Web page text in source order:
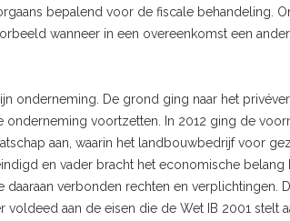
bepalend voor de fiscale behandeling.
wanneer in een overeenkomst een
onderneming. De grond ging naar het
voortzetten. In 2012 ging de
aan, waarin het landbouwbedrijf voor
en vader bracht het economische belang
daaraan verbonden rechten en verplichtingen.
aan de eisen die de Wet IB 2001 stelt